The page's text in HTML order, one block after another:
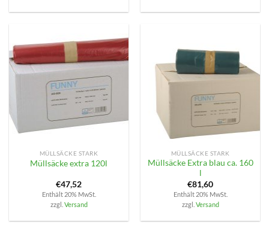
MÜLLSÄCKE STARK
Müllsäcke extra 120l
€47,52
Enthält 20% MwSt.
zzgl. Versand
MÜLLSÄCKE STARK
Müllsäcke Extra blau ca. 160
l
€81,60
Enthält 20% MwSt.
zzgl. Versand